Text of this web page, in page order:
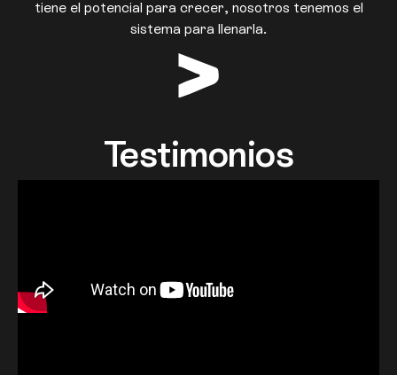
tiene el potencial para crecer, nosotros tenemos el
sistema para llenarla.
Testimonios